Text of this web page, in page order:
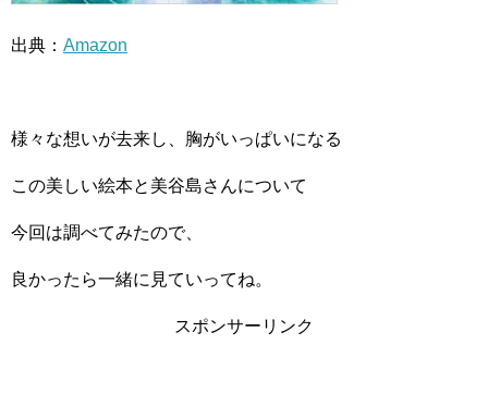
出典： Amazon
様々な想いが去来し、胸がいっぱいになる
この美しい絵本と美谷島さんについて
今回は調べてみたので、
良かったら一緒に見ていってね。
スポンサーリンク